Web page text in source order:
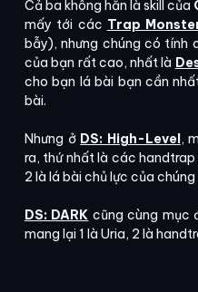
Cả ba không hẳn là skill của
mấy tới các Trap
bẫy), nhưng chúng có tính
của bạn rất cao, nhất là
cho bạn lá bài bạn cần
bài.
Nhưng ở DS: High-Level ,
ra, thứ nhất là các
2 là lá bài chủ lực của chúng
DS: DARK cũng cùng mục
mang lại 1 là Uria, 2 là